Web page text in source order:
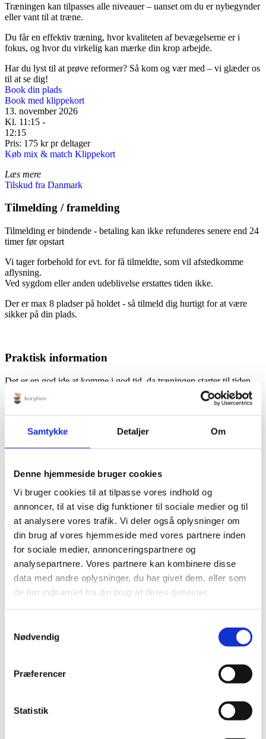
Samtykke Detaljer Om
Denne hjemmeside bruger cookies
Vi bruger cookies til at tilpasse vores indhold og
annoncer, til at vise dig funktioner til sociale medier og til
at analysere vores trafik. Vi deler også oplysninger om
din brug af vores hjemmeside med vores partnere inden
for sociale medier, annonceringspartnere og
analysepartnere. Vores partnere kan kombinere disse
data med andre oplysninger, du har givet dem, eller som
de har indsamlet fra din brug af deres tjenester.
Nødvendig
Præferencer
Statistik
Træningen kan tilpasses alle niveauer – uanset om du er nybegynder
eller vant til at træne.
Du får en effektiv træning, hvor kvaliteten af bevægelserne er i
fokus, og hvor du virkelig kan mærke din krop arbejde.
Har du lyst til at prøve reformer? Så kom og vær med – vi glæder os
til at se dig!
Book din plads
Book med klippekort
13. november 2026
Kl. 11:15 -
12:15
Pris: 175 kr pr deltager
Køb mix & match Klippekort
Læs mere
Tilskud fra Danmark
Tilmelding / framelding
Tilmelding er bindende - betaling kan ikke refunderes senere end 24
timer før opstart
Vi tager forbehold for evt. for få tilmeldte, som vil afstedkomme
aflysning.
Ved sygdom eller anden udeblivelse erstattes tiden ikke.
Der er max 8 pladser på holdet - så tilmeld dig hurtigt for at være
sikker på din plads.
Praktisk information
Det er en god ide at komme i god tid, da træningen starter til tiden.
Det er også en god ide at være iført tøj, der giver frihed til
Ingen forplejning inkluderet, dog er der adgang til gratis vand, kaffe
Rødbyvej 6b
4930 Maribo
Tlf: +45 23115758
Mail: info@korphus.dk
CVR 35376933
@2026 korphus
Bliv en del af Korphus !
Persondata & cookiepolitik
Persondata & cookiepolitik